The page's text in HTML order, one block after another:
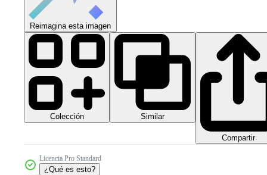
Reimagina esta imagen
Colección Similar
Compartir
Licencia Pro Standard
¿Qué es esto?